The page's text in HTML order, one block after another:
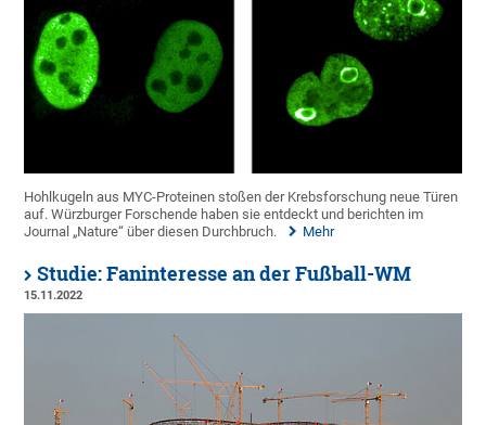
Hohlkugeln aus MYC-Proteinen stoßen der Krebsforschung neue Türen
auf. Würzburger Forschende haben sie entdeckt und berichten im
Journal „Nature“ über diesen Durchbruch.
Mehr
Studie: Faninteresse an der Fußball-WM
15.11.2022